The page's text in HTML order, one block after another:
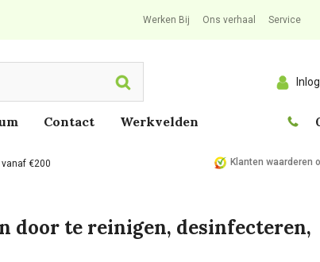
Werken Bij Ons verhaal Service
Search
Contact Werkvelden
€200 Klanten waarderen
door te reinigen, desinfecteren,